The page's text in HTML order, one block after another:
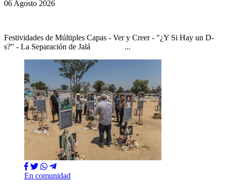
06 Agosto 2026
Festividades de Múltiples Capas - Ver y Creer - "¿Y Si Hay un D-
s?" - La Separación de Jalá ...
En comunidad